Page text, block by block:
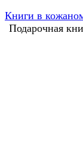
Книги в
Подарочная